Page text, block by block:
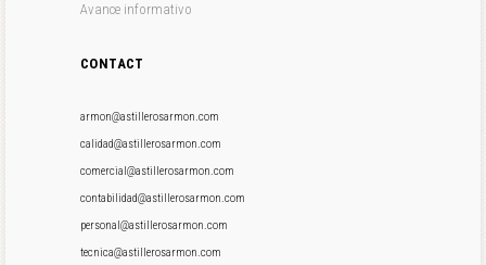
Avance informativo
CONTACT
armon@astillerosarmon.com
calidad@astillerosarmon.com
comercial@astillerosarmon.com
contabilidad@astillerosarmon.com
personal@astillerosarmon.com
tecnica@astillerosarmon.com